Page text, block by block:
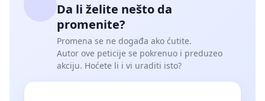
Da li želite nešto da
promenite?
Promena se ne događa ako ćutite.
Autor ove peticije se pokrenuo i preduzeo
akciju. Hoćete li i vi uraditi isto?